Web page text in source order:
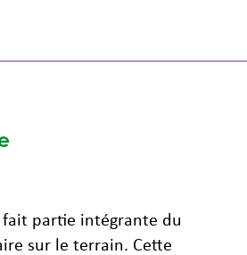
partie intégrante du
sur le terrain. Cette